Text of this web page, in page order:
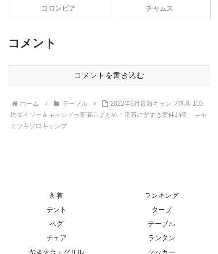
コロンビア チャムス
コメント
コメントを書き込む
ホーム テーブル
2022年6月最新キャンプ道具 100
均ダイソー＆キャンドゥ新商品まとめ！流石に安すぎ案件勃発。 – ヤ
ミツキソロキャンプ
新着
ランキング
テント
タープ
ペグ
テーブル
チェア
ランタン
焚き火台・グリル
クッカー